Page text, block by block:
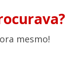
mesmo!